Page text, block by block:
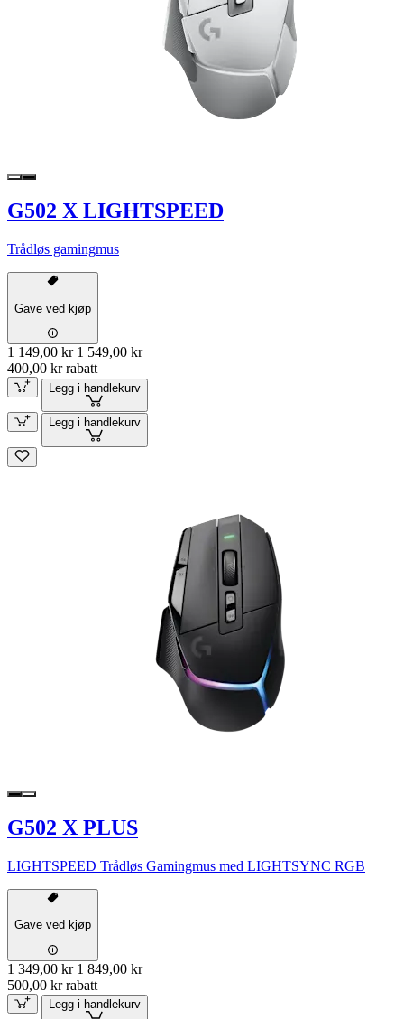
G502 X LIGHTSPEED
Trådløs gamingmus
Gave ved kjøp
1 149,00 kr 1 549,00 kr
400,00 kr rabatt
Legg i handlekurv
Legg i handlekurv
G502 X PLUS
LIGHTSPEED Trådløs Gamingmus med LIGHTSYNC RGB
Gave ved kjøp
1 349,00 kr 1 849,00 kr
500,00 kr rabatt
Legg i handlekurv